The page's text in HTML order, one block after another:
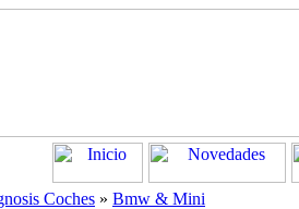
Coches » Bmw & Mini